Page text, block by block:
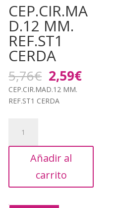
CEP.CIR.MA
D.12 MM.
REF.ST1
CERDA
5,76€ El
precio
original
era:
2,59€El
CEP.CIR.MAD.12 MM.
REF.ST1 CERDA
REF.ST1
CERDAAñadir al
carrito